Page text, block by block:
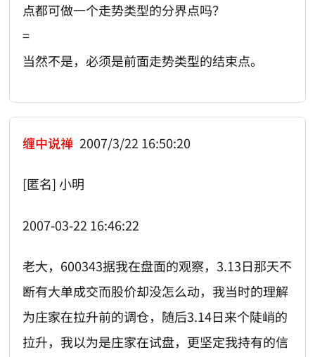
点都可做一个走势类型的分界点吗？
=
当然不是，必须是前面走势类型的结束点。
缠中说禅 2007/3/22 16:50:20
[匿名] 小明
2007-03-22 16:46:22
老大，600343据我在盘面的观察，3.13日那天不
断有大单成交而股价却没怎么动，我当时的理解
为庄家在拉升前的调仓，随后3.14日来个陡峭的
拉升，我以为是庄家在试盘，更坚定我持有的信